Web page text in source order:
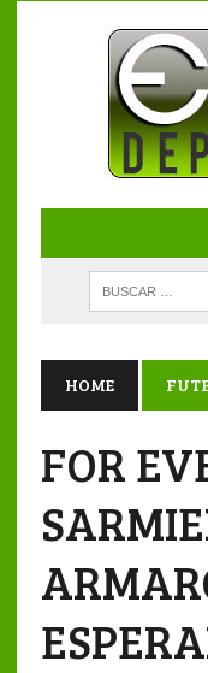
HOME
FOR